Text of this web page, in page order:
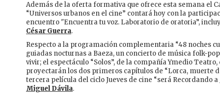
Además de la oferta formativa que ofrece esta semana el
“Universos urbanos en el cine” contará hoy con la
encuentro "Encuentra tu voz. Laboratorio de oratoria”,
César Guerra.
Respecto a la programación complementaria “48 noches
guiadas nocturnas a Baeza, un concierto de música folk-
vivir; el espectáculo “Solos”, de la compañía Ymedio
proyectarán los dos primeros capítulos de “Lorca, muerte
tercera película del ciclo Jueves de cine “será Recordando a
Miguel Dávila.